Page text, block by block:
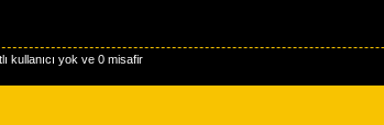
kullanıcı yok ve 0 misafir